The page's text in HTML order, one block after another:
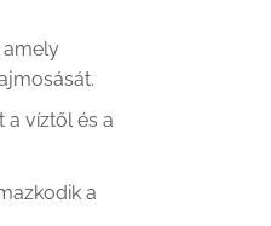
amely
a víztől és a
a